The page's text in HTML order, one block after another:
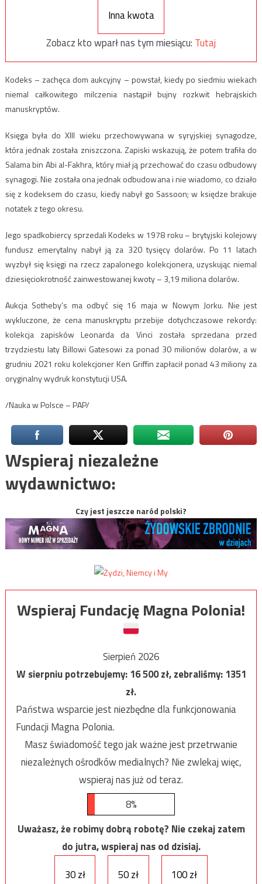
Inna kwota
Zobacz kto wparł nas tym miesiącu: Tutaj
Kodeks – zachęca dom aukcyjny – powstał, kiedy po siedmiu wiekach
niemal całkowitego milczenia nastąpił bujny rozkwit hebrajskich
manuskryptów.
Księga była do XIII wieku przechowywana w syryjskiej synagodze,
która jednak została zniszczona. Zapiski wskazują, że potem trafiła do
Salama bin Abi al-Fakhra, który miał ją przechować do czasu odbudowy
synagogi. Nie została ona jednak odbudowana i nie wiadomo, co działo
się z kodeksem do czasu, kiedy nabył go Sassoon; w księdze brakuje
notatek z tego okresu.
Jego spadkobiercy sprzedali Kodeks w 1978 roku – brytyjski kolejowy
fundusz emerytalny nabył ją za 320 tysięcy dolarów. Po 11 latach
wyzbył się księgi na rzecz zapalonego kolekcjonera, uzyskując niemal
dziesięciokrotność zainwestowanej kwoty – 3,19 miliona dolarów.
Aukcja Sotheby’s ma odbyć się 16 maja w Nowym Jorku. Nie jest
wykluczone, że cena manuskryptu przebije dotychczasowe rekordy:
kolekcja zapisków Leonarda da Vinci została sprzedana przed
trzydziestu laty Billowi Gatesowi za ponad 30 milionów dolarów, a w
grudniu 2021 roku kolekcjoner Ken Griffin zapłacił ponad 43 miliony za
oryginalny wydruk konstytucji USA.
/Nauka w Polsce – PAP/
Wspieraj niezależne
wydawnictwo:
Czy jest jeszcze naród polski?
Wspieraj Fundację Magna Polonia!
Sierpień 2026
W sierpniu potrzebujemy:16 500zł, zebraliśmy:1351
zł.
Państwa wsparcie jest niezbędne dla funkcjonowania
Fundacji Magna Polonia.
Masz świadomość tego jak ważne jest przetrwanie
niezależnych ośrodków medialnych? Nie zwlekaj więc,
wspieraj nas już od teraz.
8%
Uważasz, że robimy dobrą robotę? Nie czekaj zatem
do jutra, wspieraj nas od dzisiaj.
30 zł
50 zł 100 zł